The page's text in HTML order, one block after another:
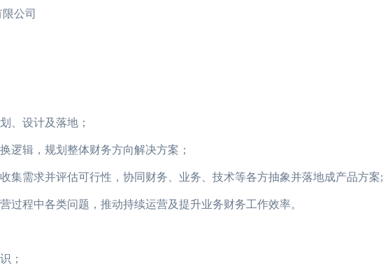
公司
设计及落地；
辑，规划整体财务方向解决方案；
需求并评估可行性，协同财务、业务、技术等各方抽象并落地成产品方案;
程中各类问题，推动持续运营及提升业务财务工作效率。
；